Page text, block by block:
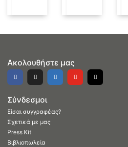
Ακολουθήστε μας
Σύνδεσμοι
Είσαι συγγραφέας?
Σχετικά με μας
Press Kit
Βιβλιοπωλεία